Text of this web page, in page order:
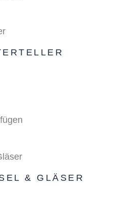
& GLÄSER